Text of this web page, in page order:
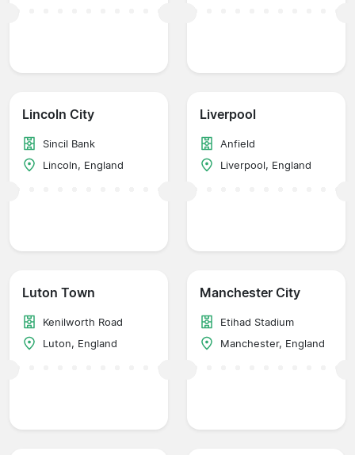
Lincoln City
Sincil Bank
Lincoln, England
Liverpool
Anfield
Liverpool, England
Luton Town
Kenilworth Road
Luton, England
Manchester City
Etihad Stadium
Manchester, England